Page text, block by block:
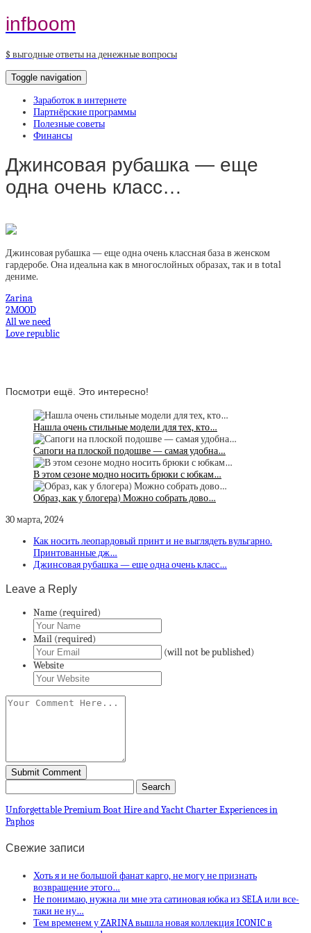
infboom
$ выгодные ответы на денежные вопросы
Toggle navigation
Заработок в интернете
Партнёрские программы
Полезные советы
Финансы
Джинсовая рубашка — еще
одна очень класс…
Джинсовая рубашка — еще одна очень классная база в женском
гардеробе. Она идеальна как в многослойных образах, так и в total
дениме.
Zarina
2MOOD
All we need
Love republic
Посмотри ещё. Это интересно!
Нашла очень стильные модели для тех, кто…
Сапоги на плоской подошве — самая удобна…
В этом сезоне модно носить брюки с юбкам…
Образ, как у блогера) Можно собрать дово…
30 марта, 2024
Как носить леопардовый принт и не выглядеть вульгарно.
Принтованные дж…
Джинсовая рубашка — еще одна очень класс…
Leave a Reply
Name (required)
Mail (required)
(will not be published)
Website
Unforgettable Premium Boat Hire and Yacht Charter Experiences in
Paphos
Свежие записи
Хоть я и не большой фанат карго, не могу не признать
возвращение этого…
Не понимаю, нужна ли мне эта сатиновая юбка из SELA или все-
таки не ну…
Тем временем у ZARINA вышла новая коллекция ICONIC в